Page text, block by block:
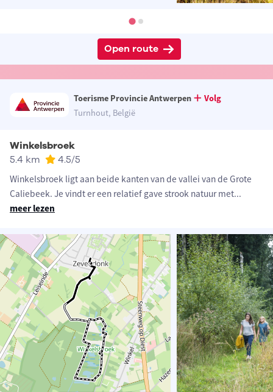
Open route
Toerisme Provincie Antwerpen
Volg
Turnhout, België
Winkelsbroek
5.4 km 4.5/5
Winkelsbroek ligt aan beide kanten van de vallei van de Grote
Caliebeek. Je vindt er een relatief gave strook natuur met...
meer lezen